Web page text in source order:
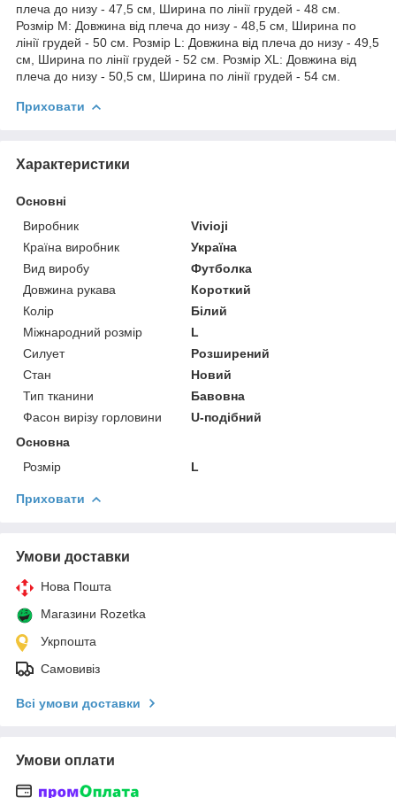
плеча до низу - 47,5 см, Ширина по лінії грудей - 48 см.
Розмір M: Довжина від плеча до низу - 48,5 см, Ширина по
лінії грудей - 50 см. Розмір L: Довжина від плеча до низу - 49,5
см, Ширина по лінії грудей - 52 см. Розмір XL: Довжина від
плеча до низу - 50,5 см, Ширина по лінії грудей - 54 см.
Приховати
Характеристики
Основні
Виробник
Vivioji
Країна виробник
Україна
Вид виробу
Футболка
Довжина рукава
Короткий
Колір
Білий
Міжнародний розмір
L
Силует
Розширений
Стан
Новий
Тип тканини
Бавовна
Фасон вирізу горловини
U-подібний
Основна
Розмір
L
Приховати
Умови доставки
Нова Пошта
Магазини Rozetka
Укрпошта
Самовивіз
Всі умови доставки
Умови оплати